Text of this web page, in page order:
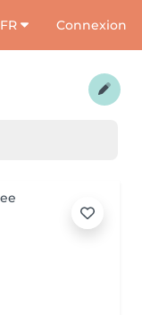
FR Connexion